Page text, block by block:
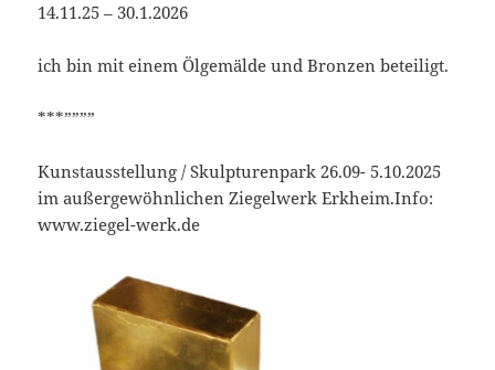
14.11.25 – 30.1.2026
ich bin mit einem Ölgemälde und Bronzen beteiligt.
***””””
Kunstausstellung / Skulpturenpark 26.09- 5.10.2025
im außergewöhnlichen Ziegelwerk Erkheim.Info:
www.ziegel-werk.de